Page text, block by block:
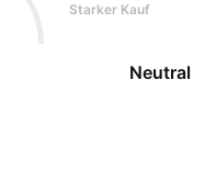
Starker Kauf
Neutral